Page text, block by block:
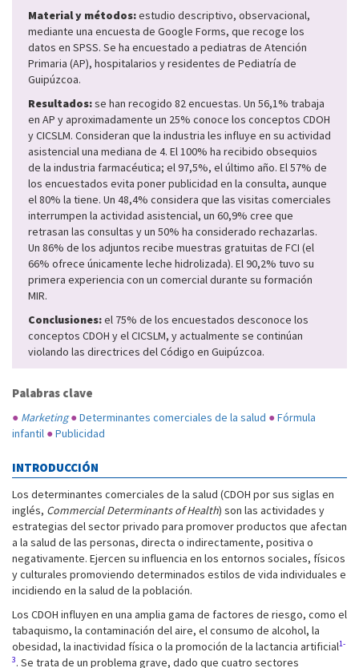
Material y métodos:estudio descriptivo, observacional,
mediante una encuesta de Google Forms, que recoge los
datos en SPSS. Se ha encuestado a pediatras de Atención
Primaria (AP), hospitalarios y residentes de Pediatría de
Guipúzcoa.
Resultados:se han recogido 82 encuestas. Un 56,1% trabaja
en AP y aproximadamente un 25% conoce los conceptos CDOH
y CICSLM. Consideran que la industria les influye en su actividad
asistencial una mediana de 4. El 100% ha recibido obsequios
de la industria farmacéutica; el 97,5%, el último año. El 57% de
los encuestados evita poner publicidad en la consulta, aunque
el 80% la tiene. Un 48,4% considera que las visitas comerciales
interrumpen la actividad asistencial, un 60,9% cree que
retrasan las consultas y un 50% ha considerado rechazarlas.
Un 86% de los adjuntos recibe muestras gratuitas de FCI (el
66% ofrece únicamente leche hidrolizada). El 90,2% tuvo su
primera experiencia con un comercial durante su formación
MIR.
Conclusiones:el 75% de los encuestados desconoce los
conceptos CDOH y el CICSLM, y actualmente se continúan
violando las directrices del Código en Guipúzcoa.
Palabras clave
● Marketing ●Determinantes comerciales de la salud ●Fórmula
infantil ●Publicidad
INTRODUCCIÓN
Los determinantes comerciales de la salud (CDOH por sus siglas en
inglés, Commercial Determinants of Health) son las actividades y
estrategias del sector privado para promover productos que afectan
a la salud de las personas, directa o indirectamente, positiva o
negativamente. Ejercen su influencia en los entornos sociales, físicos
y culturales promoviendo determinados estilos de vida individuales e
incidiendo en la salud de la población.
Los CDOH influyen en una amplia gama de factores de riesgo, como el
tabaquismo, la contaminación del aire, el consumo de alcohol, la
obesidad, la inactividad física o la promoción de la lactancia artificial1-
3. Se trata de un problema grave, dado que cuatro sectores